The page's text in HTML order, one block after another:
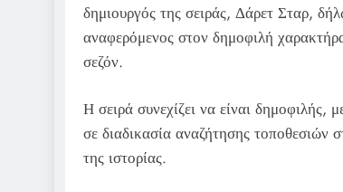
δημιουργός της σειράς, Δάρετ Σταρ,
αναφερόμενος στον δημοφιλή
σεζόν.
Η σειρά συνεχίζει να είναι
σε διαδικασία αναζήτησης τοποθεσιών
της ιστορίας.